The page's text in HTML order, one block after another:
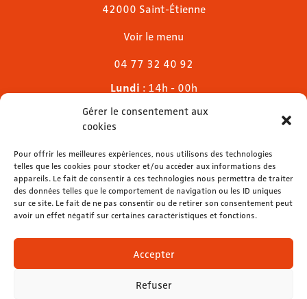
Gérer le consentement aux
cookies
Pour offrir les meilleures expériences, nous utilisons des technologies
telles que les cookies pour stocker et/ou accéder aux informations des
appareils. Le fait de consentir à ces technologies nous permettra de traiter
des données telles que le comportement de navigation ou les ID uniques
sur ce site. Le fait de ne pas consentir ou de retirer son consentement peut
avoir un effet négatif sur certaines caractéristiques et fonctions.
Accepter
Refuser
42000 Saint-Étienne
Voir le menu
04 77 32 40 92
Lundi : 14h - 00h
Mardi & mercredi
Jeudi
Dimanche: 11h - 00h
04 77 32 32 01